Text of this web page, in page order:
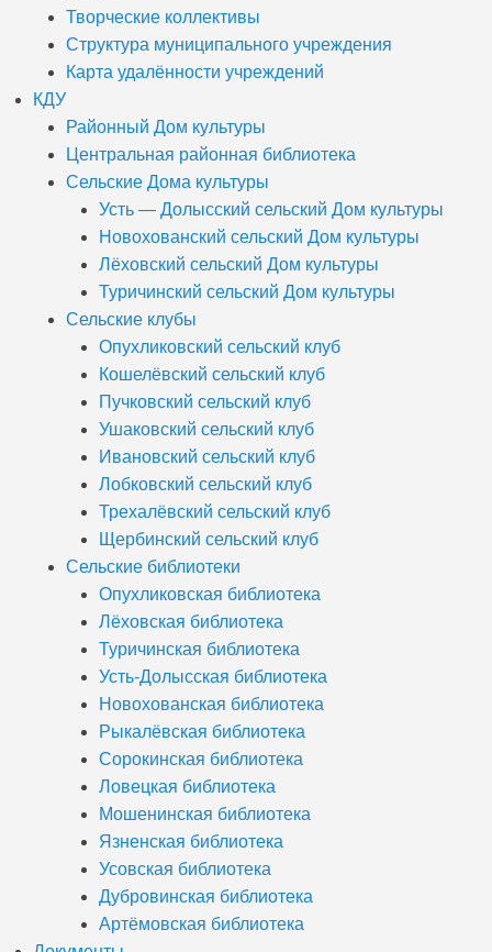
Творческие коллективы
Структура муниципального учреждения
Карта удалённости учреждений
КДУ
Районный Дом культуры
Центральная районная библиотека
Сельские Дома культуры
Усть — Долысский сельский Дом культуры
Новохованский сельский Дом культуры
Лёховский сельский Дом культуры
Туричинский сельский Дом культуры
Сельские клубы
Опухликовский сельский клуб
Кошелёвский сельский клуб
Пучковский сельский клуб
Ушаковский сельский клуб
Ивановский сельский клуб
Лобковский сельский клуб
Трехалёвский сельский клуб
Щербинский сельский клуб
Сельские библиотеки
Опухликовская библиотека
Лёховская библиотека
Туричинская библиотека
Усть-Долысская библиотека
Новохованская библиотека
Рыкалёвская библиотека
Сорокинская библиотека
Ловецкая библиотека
Мошенинская библиотека
Язненская библиотека
Усовская библиотека
Дубровинская библиотека
Артёмовская библиотека